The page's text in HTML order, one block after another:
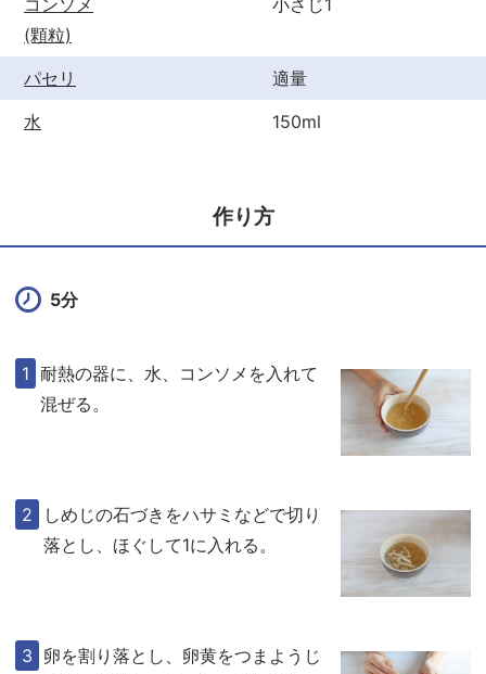
コンソメ
(顆粒)
小さじ1
パセリ
適量
水
150ml
作り方
5分
耐熱の器に、水、コンソメを入れて
混ぜる。
しめじの石づきをハサミなどで切り
落とし、ほぐして1に入れる。
卵を割り落とし、卵黄をつまようじ